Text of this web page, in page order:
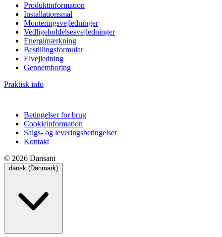
Produktinformation
Installationsmål
Monteringsvejledninger
Vedligeholdelsesvejledninger
Energimærkning
Bestillingsformular
Elvejledning
Gennemboring
Praktisk info
Betingelser for brug
Cookieinformation
Salgs- og leveringsbetingelser
Kontakt
© 2026 Dansani
dansk (Danmark)